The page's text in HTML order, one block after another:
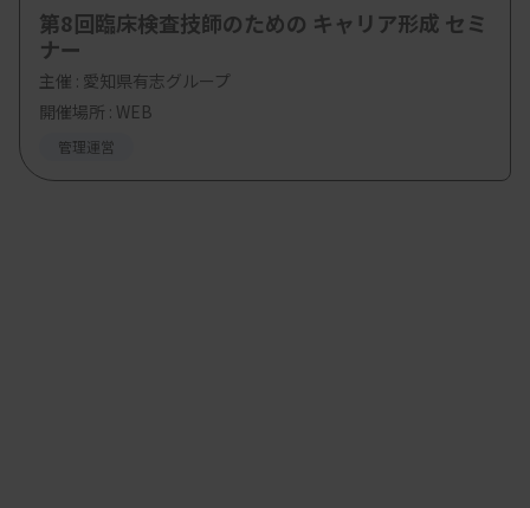
受けることができると考えられます。ただ、医療機
関によっては診療報酬がゆえに取得せず、人材獲得
競争に負ける施設や医療機関の持ち出しで賃上げを
行い経営悪化するケースも想定されます。
第8回臨床検査技師のための キャリア形成 セミ
ナー
主催 : 愛知県有志グループ
開催場所 : WEB
管理運営